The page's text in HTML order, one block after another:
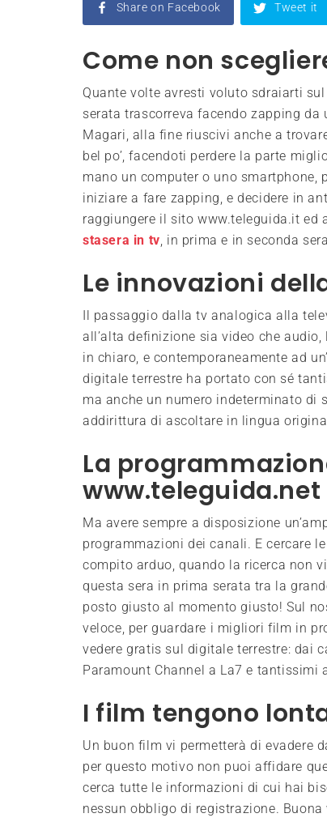
Share on Facebook Tweet it
Come non
Quante volte avresti voluto sdraiarti
serata trascorreva facendo zapping da
Magari, alla fine riuscivi anche a
bel po’, facendoti perdere la parte
mano un computer o uno
iniziare a fare zapping, e decidere in
raggiungere il sito www.teleguida.it ed
stasera in tv, in prima e in seconda
Le innovazioni
Il passaggio dalla tv analogica alla
all’alta definizione sia video che
in chiaro, e contemporaneamente ad
digitale terrestre ha portato con sé
ma anche un numero indeterminato di
addirittura di ascoltare in lingua
La
www.teleguida.net
Ma avere sempre a disposizione
programmazioni dei canali. E cercare
compito arduo, quando la ricerca non
questa sera in prima serata tra la
posto giusto al momento giusto! Sul
veloce, per guardare i migliori film in
vedere gratis sul digitale terrestre: dai
Paramount Channel a La7 e tantissimi
I film tengono
Un buon film vi permetterà di evadere
per questo motivo non puoi affidare
cerca tutte le informazioni di cui hai
nessun obbligo di registrazione. Buona